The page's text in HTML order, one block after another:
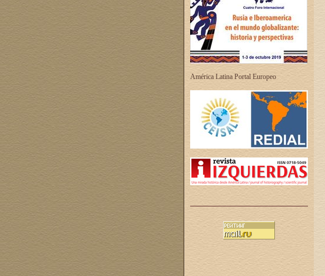
América Latina Portal Europeo